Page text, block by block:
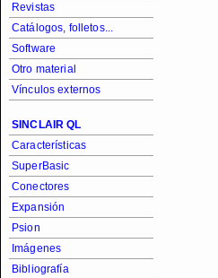
Revistas
Catálogos, folletos...
Software
Otro material
Vínculos externos
SINCLAIR QL
Características
SuperBasic
Conectores
Expansión
Psion
Imágenes
Bibliografía